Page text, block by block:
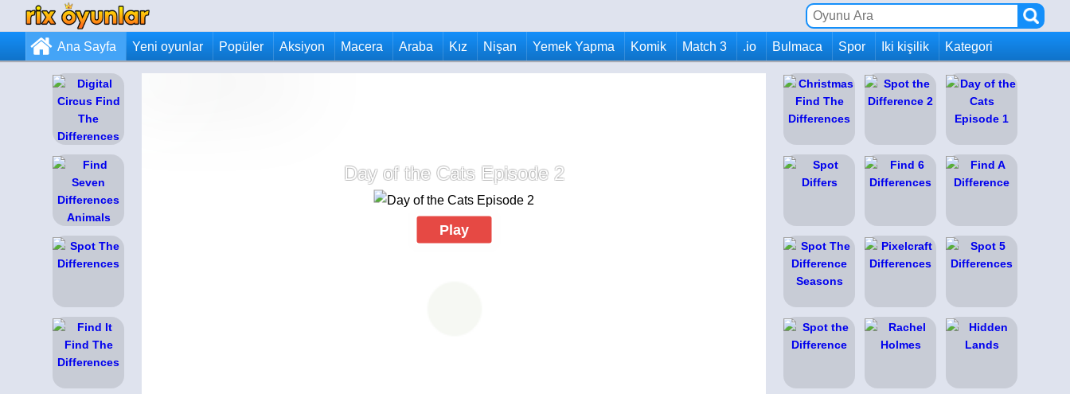
Ana Sayfa Yeni oyunlar Popüler Aksiyon Macera Araba Kız Nişan Yemek Yapma Komik Match 3 .io Bulmaca Spor Iki kişilik Kategori
Day of the Cats Episode 2
Play